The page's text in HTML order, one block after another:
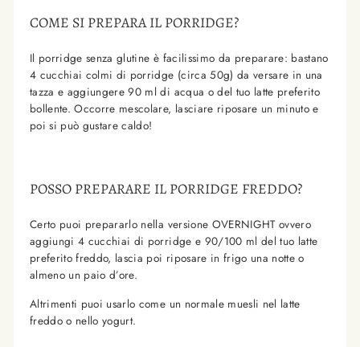
COME SI PREPARA IL PORRIDGE?
Il porridge senza glutine è facilissimo da preparare: bastano
4 cucchiai colmi di porridge (circa 50g) da versare in una
tazza e aggiungere 90 ml di acqua o del tuo latte preferito
bollente. Occorre mescolare, lasciare riposare un minuto e
poi si può gustare caldo!
POSSO PREPARARE IL PORRIDGE FREDDO?
Certo puoi prepararlo nella versione OVERNIGHT ovvero
aggiungi 4 cucchiai di porridge e 90/100 ml del tuo latte
preferito freddo, lascia poi riposare in frigo una notte o
almeno un paio d’ore.
Altrimenti puoi usarlo come un normale muesli nel latte
freddo o nello yogurt.